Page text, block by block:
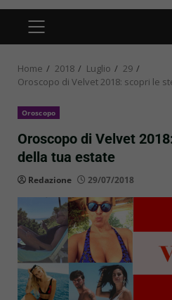
PRIMARY
MENU
Home 2018 Luglio
29
Oroscopo di Velvet 2018: scopri le
Oroscopo
Oroscopo di Velvet
della tua estate
Redazione 29/07/2018